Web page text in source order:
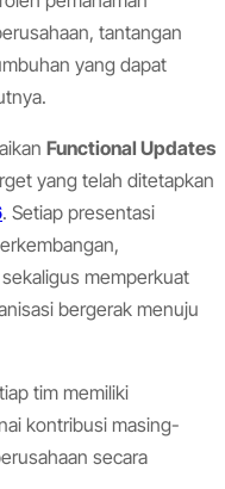
tantangan
yang dapat
Functional Updates
yang telah ditetapkan
. Setiap presentasi
memperkuat
bergerak menuju
tim memiliki
kontribusi masing-
secara